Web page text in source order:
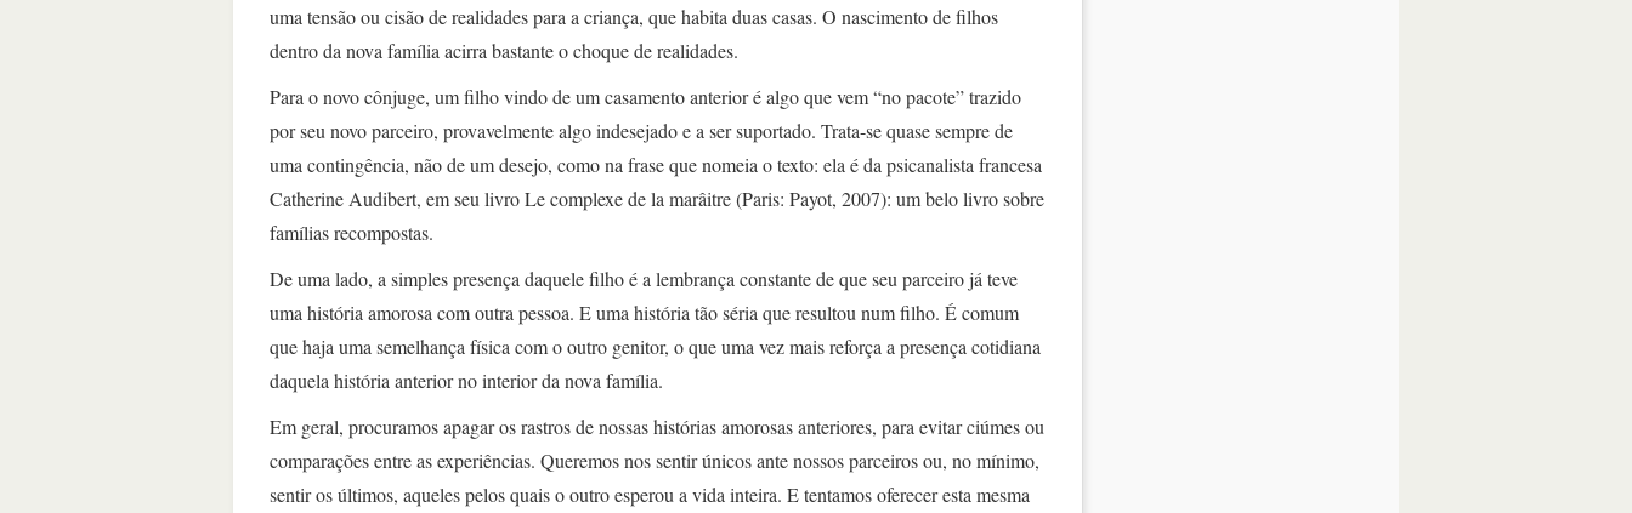
uma tensão ou cisão de realidades para a criança, que habita duas casas. O nascimento de filhos
dentro da nova família acirra bastante o choque de realidades.
Para o novo cônjuge, um filho vindo de um casamento anterior é algo que vem “no pacote” trazido
por seu novo parceiro, provavelmente algo indesejado e a ser suportado. Trata-se quase sempre de
uma contingência, não de um desejo, como na frase que nomeia o texto: ela é da psicanalista francesa
Catherine Audibert, em seu livro Le complexe de la marâitre (Paris: Payot, 2007): um belo livro sobre
famílias recompostas.
De uma lado, a simples presença daquele filho é a lembrança constante de que seu parceiro já teve
uma história amorosa com outra pessoa. E uma história tão séria que resultou num filho. É comum
que haja uma semelhança física com o outro genitor, o que uma vez mais reforça a presença cotidiana
daquela história anterior no interior da nova família.
Em geral, procuramos apagar os rastros de nossas histórias amorosas anteriores, para evitar ciúmes ou
comparações entre as experiências. Queremos nos sentir únicos ante nossos parceiros ou, no mínimo,
sentir os últimos, aqueles pelos quais o outro esperou a vida inteira. E tentamos oferecer esta mesma